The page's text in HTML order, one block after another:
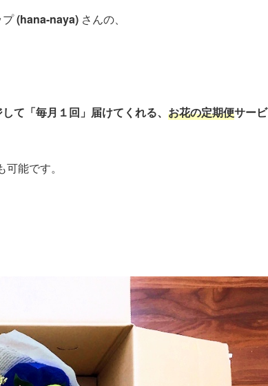
プ(hana-naya) さんの、
て「毎月１回」届けてくれる、 お花の定期便サービ
能です。